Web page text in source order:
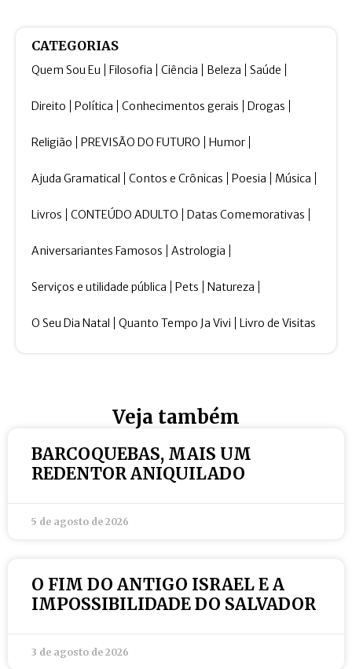
CATEGORIAS
Quem Sou Eu Filosofia Ciência Beleza Saúde
Direito Política Conhecimentos gerais Drogas
Religião PREVISÃO DO FUTURO Humor
Ajuda Gramatical Contos e Crônicas Poesia Música
Livros CONTEÚDO ADULTO Datas Comemorativas
Aniversariantes Famosos Astrologia
Serviços e utilidade pública Pets Natureza
O Seu Dia Natal Quanto Tempo Ja Vivi Livro de Visitas
Veja também
BARCOQUEBAS, MAIS UM
REDENTOR ANIQUILADO
5 de agosto de 2026
O FIM DO ANTIGO ISRAEL E A
IMPOSSIBILIDADE DO SALVADOR
3 de agosto de 2026